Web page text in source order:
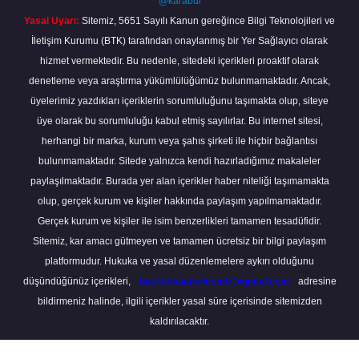
Yasal Uyarı: Sitemiz, 5651 Sayılı Kanun gereğince Bilgi Teknolojileri ve
İletişim Kurumu (BTK) tarafından onaylanmış bir Yer Sağlayıcı olarak
hizmet vermektedir. Bu nedenle, sitedeki içerikleri proaktif olarak
denetleme veya araştırma yükümlülüğümüz bulunmamaktadır. Ancak,
üyelerimiz yazdıkları içeriklerin sorumluluğunu taşımakta olup, siteye
üye olarak bu sorumluluğu kabul etmiş sayılırlar. Bu internet sitesi,
herhangi bir marka, kurum veya şahıs şirketi ile hiçbir bağlantısı
bulunmamaktadır. Sitede yalnızca kendi hazırladığımız makaleler
paylaşılmaktadır. Burada yer alan içerikler haber niteliği taşımamakta
olup, gerçek kurum ve kişiler hakkında paylaşım yapılmamaktadır.
Gerçek kurum ve kişiler ile isim benzerlikleri tamamen tesadüfidir.
Sitemiz, kar amacı gütmeyen ve tamamen ücretsiz bir bilgi paylaşım
platformudur. Hukuka ve yasal düzenlemelere aykırı olduğunu
düşündüğünüz içerikleri,
backlinkpanelicomtr@gmail.com
adresine
bildirmeniz halinde, ilgili içerikler yasal süre içerisinde sitemizden
kaldırılacaktır.